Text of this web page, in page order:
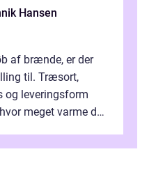
Hansen
af brænde, er der
til. Træsort,
og leveringsform
meget varme du